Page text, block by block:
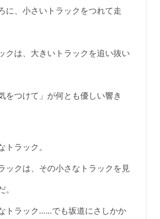
に、小さいトラックをつれて走
クは、大きいトラックを追い抜い
をつけて」が何とも優しい響き
トラック。
ックは、その小さなトラックを見
トラック……でも坂道にさしかか